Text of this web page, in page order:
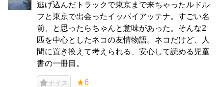
逃げ込んだトラックで東京まで来ちゃったルドル
フと東京で出会ったイッパイアッテナ。すごい名
前、と思ったらちゃんと意味があった。そんな2
匹を中心としたネコの友情物語。ネコだけど、人
間に置き換えて考えられる、安心して読める児童
書の一冊目。
ナイス ★6